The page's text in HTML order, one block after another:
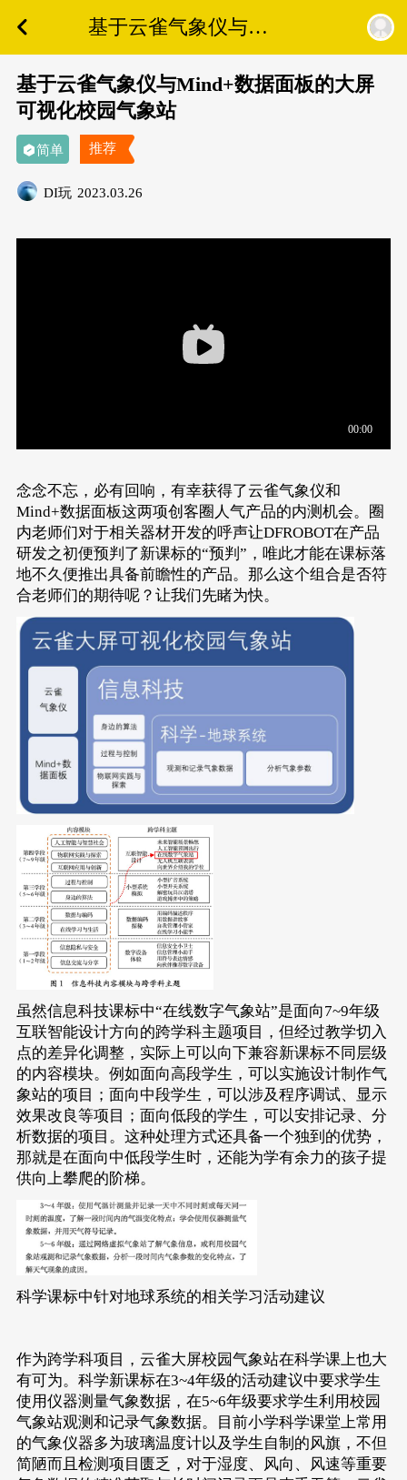
基于云雀气象仪与
Mind+数据面板的大屏可
视化校园气象站
基于云雀气象仪与Mind+数据面板的大屏
可视化校园气象站
简单 推荐
DI玩 2023.03.26
念念不忘，必有回响，有幸获得了云雀气象仪和
Mind+数据面板这两项创客圈人气产品的内测机会。圈
内老师们对于相关器材开发的呼声让DFROBOT在产品
研发之初便预判了新课标的“预判”，唯此才能在课标落
地不久便推出具备前瞻性的产品。那么这个组合是否符
合老师们的期待呢？让我们先睹为快。
虽然信息科技课标中“在线数字气象站”是面向7~9年级
互联智能设计方向的跨学科主题项目，但经过教学切入
点的差异化调整，实际上可以向下兼容新课标不同层级
的内容模块。例如面向高段学生，可以实施设计制作气
象站的项目；面向中段学生，可以涉及程序调试、显示
效果改良等项目；面向低段的学生，可以安排记录、分
析数据的项目。这种处理方式还具备一个独到的优势，
那就是在面向中低段学生时，还能为学有余力的孩子提
供向上攀爬的阶梯。
科学课标中针对地球系统的相关学习活动建议
作为跨学科项目，云雀大屏校园气象站在科学课上也大
有可为。科学新课标在3~4年级的活动建议中要求学生
使用仪器测量气象数据，在5~6年级要求学生利用校园
气象站观测和记录气象数据。目前小学科学课堂上常用
的气象仪器多为玻璃温度计以及学生自制的风旗，不但
简陋而且检测项目匮乏，对于湿度、风向、风速等重要